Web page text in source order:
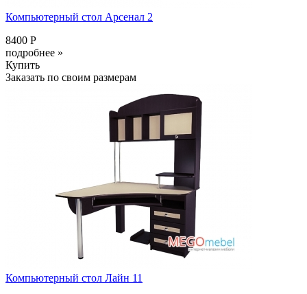
Компьютерный стол Арсенал 2
8400 Р
подробнее »
Купить
Заказать по своим размерам
Компьютерный стол Лайн 11